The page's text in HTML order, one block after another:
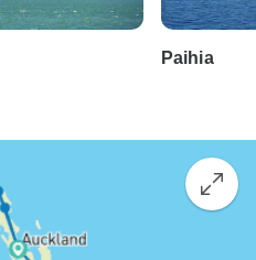
Paihia